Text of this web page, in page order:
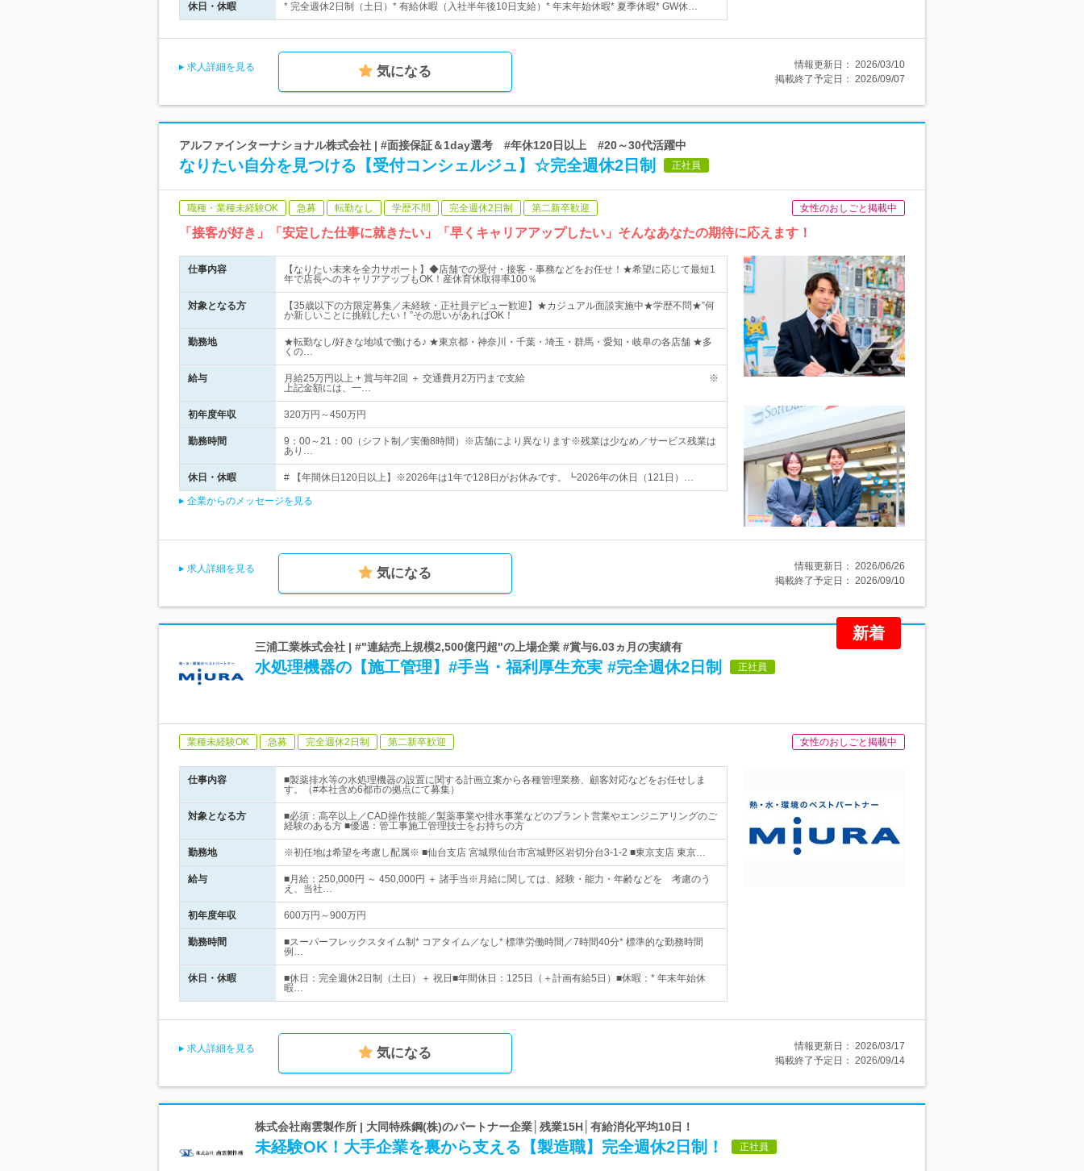
休日・休暇 * 完全週休2日制（土日）* 有給休暇（入社半年後10日支給）* 年末年始休暇* 夏季休暇* GW休…
求人詳細を見る 気になる 情報更新日： 2026/03/10
掲載終了予定日： 2026/09/07
アルファインターナショナル株式会社 | #面接保証＆1day選考 #年休120日以上 #20～30代活躍中
なりたい自分を見つける【受付コンシェルジュ】☆完全週休2日制 正社員
職種・業種未経験OK 急募 転勤なし 学歴不問 完全週休2日制 第二新卒歓迎 女性のおしごと掲載中
「接客が好き」「安定した仕事に就きたい」「早くキャリアアップしたい」そんなあなたの期待に応えます！
仕事内容
【なりたい未来を全力サポート】◆店舗での受付・接客・事務などをお任せ！★希望に応じて最短1
年で店長へのキャリアアップもOK！産休育休取得率100％
対象となる方
【35歳以下の方限定募集／未経験・正社員デビュー歓迎】★カジュアル面談実施中★学歴不問★”何
か新しいことに挑戦したい！”その思いがあればOK！
勤務地
★転勤なし/好きな地域で働ける♪ ★東京都・神奈川・千葉・埼玉・群馬・愛知・岐阜の各店舗 ★多
くの…
給与
月給25万円以上 + 賞与年2回 ＋ 交通費月2万円まで支給 ※
上記金額には、一…
初年度年収 320万円～450万円
勤務時間
9：00～21：00（シフト制／実働8時間）※店舗により異なります※残業は少なめ／サービス残業は
あり…
休日・休暇 # 【年間休日120日以上】※2026年は1年で128日がお休みです。┗2026年の休日（121日）…
企業からのメッセージを見る
求人詳細を見る 気になる 情報更新日： 2026/06/26
掲載終了予定日： 2026/09/10
新着
三浦工業株式会社 | #"連結売上規模2,500億円超"の上場企業 #賞与6.03ヵ月の実績有
水処理機器の【施工管理】#手当・福利厚生充実 #完全週休2日制 正社員
業種未経験OK 急募 完全週休2日制 第二新卒歓迎 女性のおしごと掲載中
仕事内容
■製薬排水等の水処理機器の設置に関する計画立案から各種管理業務、顧客対応などをお任せしま
す。（#本社含め6都市の拠点にて募集）
対象となる方
■必須：高卒以上／CAD操作技能／製薬事業や排水事業などのプラント営業やエンジニアリングのご
経験のある方 ■優遇：管工事施工管理技士をお持ちの方
勤務地 ※初任地は希望を考慮し配属※ ■仙台支店 宮城県仙台市宮城野区岩切分台3-1-2 ■東京支店 東京…
給与
■月給：250,000円 ～ 450,000円 ＋ 諸手当※月給に関しては、経験・能力・年齢などを 考慮のう
え、当社…
初年度年収 600万円～900万円
勤務時間
■スーパーフレックスタイム制* コアタイム／なし* 標準労働時間／7時間40分* 標準的な勤務時間
例…
休日・休暇
■休日：完全週休2日制（土日）＋ 祝日■年間休日：125日（＋計画有給5日）■休暇：* 年末年始休
暇…
求人詳細を見る 気になる 情報更新日： 2026/03/17
掲載終了予定日： 2026/09/14
株式会社南雲製作所 | 大同特殊鋼(株)のパートナー企業│残業15H│有給消化平均10日！
未経験OK！大手企業を裏から支える【製造職】完全週休2日制！ 正社員